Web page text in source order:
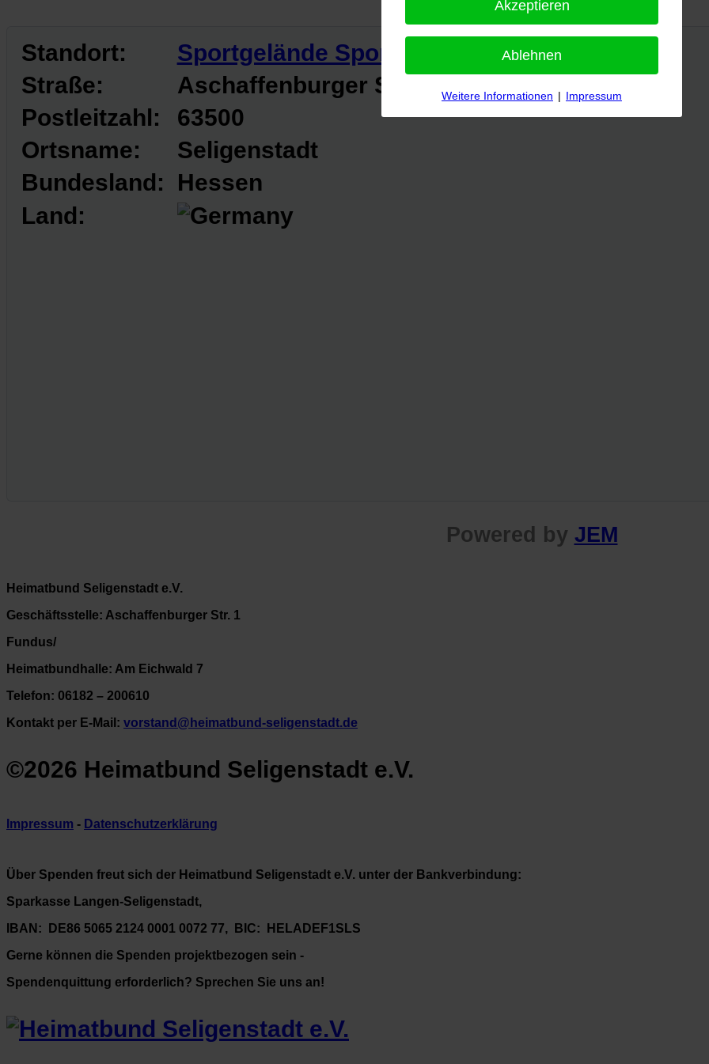
Standort:
Sportgelände Sportfreunde
Straße:
Aschaffenburger Straße 159
Postleitzahl:
63500
Ortsname:
Seligenstadt
Bundesland:
Hessen
Land:
Powered by JEM
Heimatbund Seligenstadt e.V.
Geschäftsstelle: Aschaffenburger Str. 1
Fundus/
Heimatbundhalle: Am Eichwald 7
Telefon: 06182 – 200610
Kontakt per E-Mail: vorstand@heimatbund-seligenstadt.de
©2026 Heimatbund Seligenstadt e.V.
Impressum - Datenschutzerklärung
Über Spenden freut sich der Heimatbund Seligenstadt e.V. unter der Bankverbindung:
Sparkasse Langen-Seligenstadt,
IBAN: DE86 5065 2124 0001 0072 77, BIC: HELADEF1SLS
Gerne können die Spenden projektbezogen sein -
Spendenquittung erforderlich? Sprechen Sie uns an!
Akzeptieren
Ablehnen
Weitere Informationen | Impressum